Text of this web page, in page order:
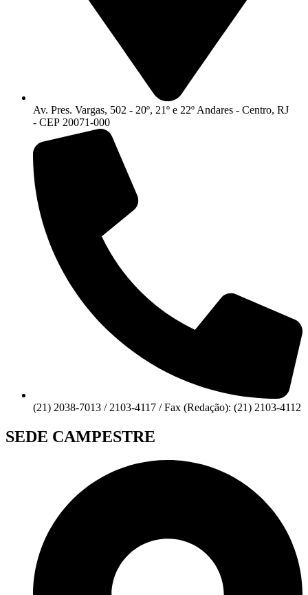
Av. Pres. Vargas, 502 - 20º, 21º e 22º Andares - Centro, RJ
- CEP 20071-000
(21) 2038-7013 / 2103-4117 / Fax (Redação): (21) 2103-4112
SEDE CAMPESTRE